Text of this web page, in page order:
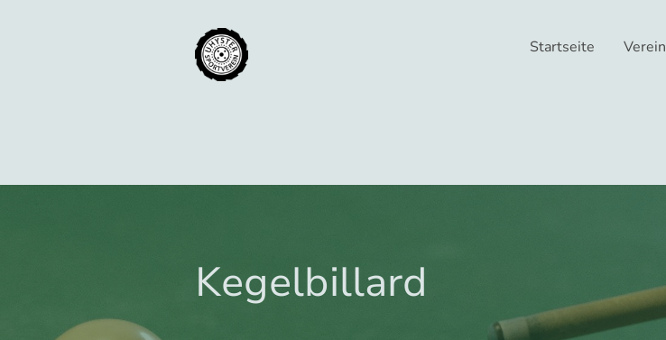
Startseite Verein
Kegelbillard